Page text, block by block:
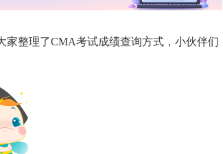
整理了CMA考试成绩查询方式，小伙伴们